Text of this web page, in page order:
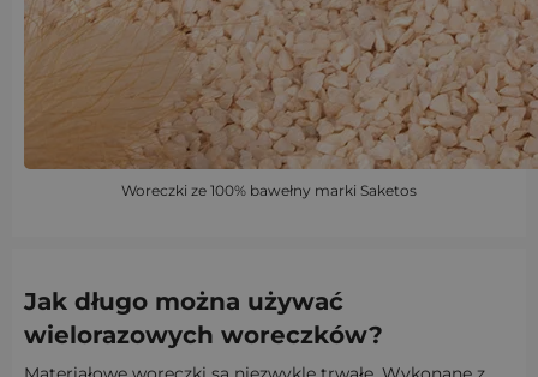
Woreczki ze 100% bawełny marki Saketos
Jak długo można używać
wielorazowych woreczków?